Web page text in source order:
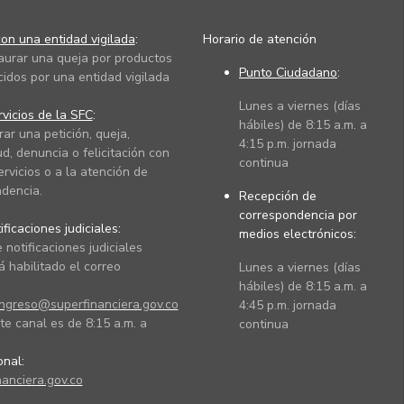
una entidad vigilada:
una queja por productos
por una entidad vigilada
de la SFC:
una petición, queja,
denuncia o felicitación con
o a la atención de
judiciales:
notificaciones judiciales
habilitado el correo
canal es de 8:15 a.m. a
Horario de atención
Punto Ciudadano:
Lunes a viernes (días
hábiles) de 8:15 a.m. a
4:15 p.m. jornada
continua
Recepción de
correspondencia por
medios electrónicos:
Lunes a viernes (días
hábiles) de 8:15 a.m. a
4:45 p.m. jornada
continua